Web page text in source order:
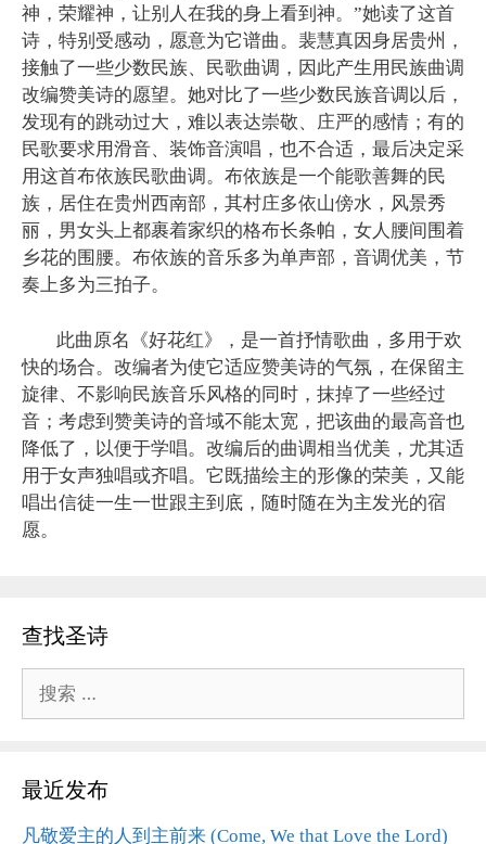
神，荣耀神，让别人在我的身上看到神。”她读了这首
诗，特别受感动，愿意为它谱曲。裴慧真因身居贵州，
接触了一些少数民族、民歌曲调，因此产生用民族曲调
改编赞美诗的愿望。她对比了一些少数民族音调以后，
发现有的跳动过大，难以表达崇敬、庄严的感情；有的
民歌要求用滑音、装饰音演唱，也不合适，最后决定采
用这首布依族民歌曲调。布依族是一个能歌善舞的民
族，居住在贵州西南部，其村庄多依山傍水，风景秀
丽，男女头上都裹着家织的格布长条帕，女人腰间围着
乡花的围腰。布依族的音乐多为单声部，音调优美，节
奏上多为三拍子。
此曲原名《好花红》，是一首抒情歌曲，多用于欢
快的场合。改编者为使它适应赞美诗的气氛，在保留主
旋律、不影响民族音乐风格的同时，抹掉了一些经过
音；考虑到赞美诗的音域不能太宽，把该曲的最高音也
降低了，以便于学唱。改编后的曲调相当优美，尤其适
用于女声独唱或齐唱。它既描绘主的形像的荣美，又能
唱出信徒一生一世跟主到底，随时随在为主发光的宿
愿。
查找圣诗
索：
最近发布
凡敬爱主的人到主前来 (Come, We that Love the Lord)